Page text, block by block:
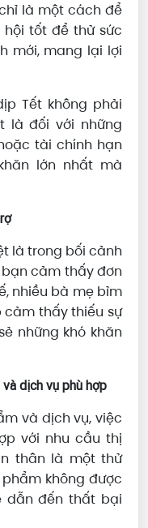
là một cách để
tốt để thử sức
mới, mang lại lợi
Tết không phải
là đối với những
tài chính hạn
lớn nhất mà
là trong bối cảnh
cảm thấy đơn
nhiều bà mẹ bỉm
cảm thấy thiếu sự
những khó khăn
dịch vụ phù hợp
và dịch vụ, việc
với nhu cầu thị
thân là một thử
không được
dẫn đến thất bại